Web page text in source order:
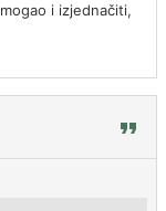
i izjednačiti,